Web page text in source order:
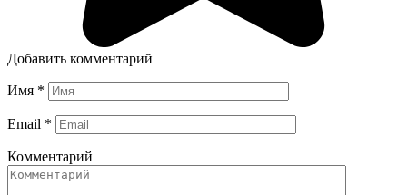
Добавить комментарий
Имя *
Email *
Комментарий